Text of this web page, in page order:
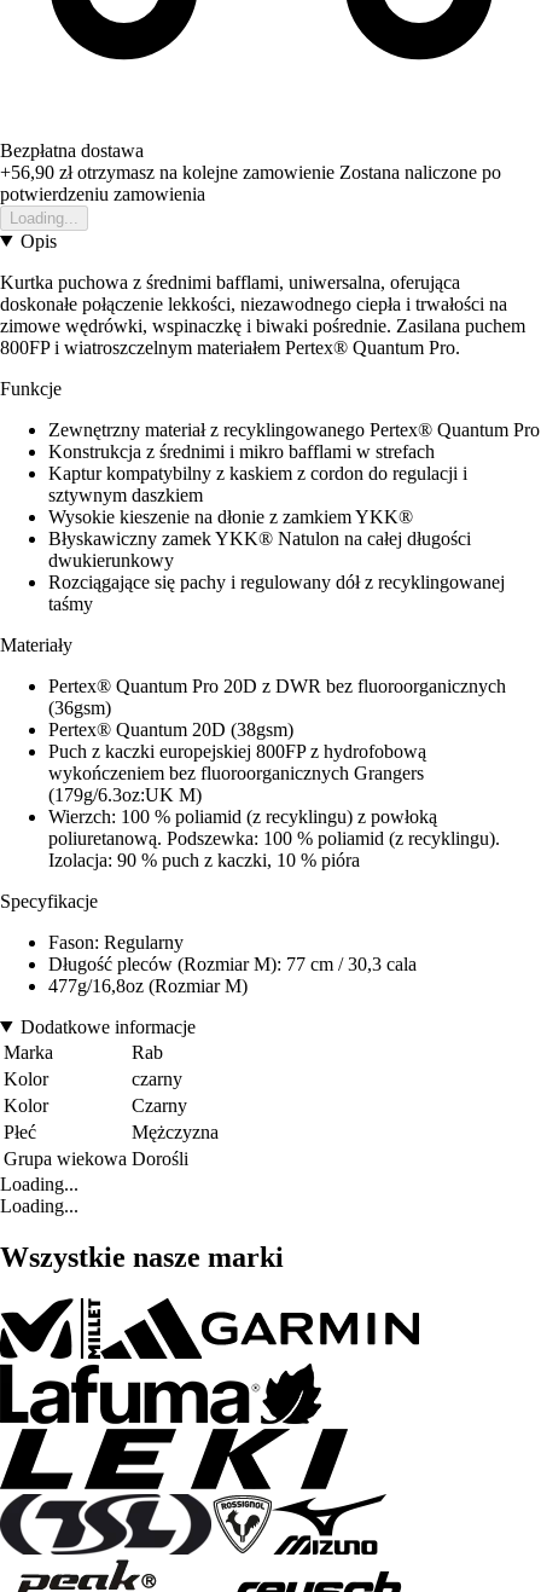
Bezpłatna dostawa
+56,90 złotrzymasz na kolejne zamowienie Zostana naliczone po
potwierdzeniu zamowienia
Loading...
Opis
Kurtka puchowa z średnimi bafflami, uniwersalna, oferująca
doskonałe połączenie lekkości, niezawodnego ciepła i trwałości na
zimowe wędrówki, wspinaczkę i biwaki pośrednie. Zasilana puchem
800FP i wiatroszczelnym materiałem Pertex® Quantum Pro.
Funkcje
Zewnętrzny materiał z recyklingowanego Pertex® Quantum Pro
Konstrukcja z średnimi i mikro bafflami w strefach
Kaptur kompatybilny z kaskiem z cordon do regulacji i
sztywnym daszkiem
Wysokie kieszenie na dłonie z zamkiem YKK®
Błyskawiczny zamek YKK® Natulon na całej długości
dwukierunkowy
Rozciągające się pachy i regulowany dół z recyklingowanej
taśmy
Materiały
Pertex® Quantum Pro 20D z DWR bez fluoroorganicznych
(36gsm)
Pertex® Quantum 20D (38gsm)
Puch z kaczki europejskiej 800FP z hydrofobową
wykończeniem bez fluoroorganicznych Grangers
(179g/6.3oz:UK M)
Wierzch: 100 % poliamid (z recyklingu) z powłoką
poliuretanową. Podszewka: 100 % poliamid (z recyklingu).
Izolacja: 90 % puch z kaczki, 10 % pióra
Specyfikacje
Fason: Regularny
Długość pleców (Rozmiar M): 77 cm / 30,3 cala
477g/16,8oz (Rozmiar M)
Dodatkowe informacje
Marka
Rab
Kolor
czarny
Kolor
Czarny
Płeć
Mężczyzna
Grupa wiekowa Dorośli
Loading...
Loading...
Wszystkie nasze marki